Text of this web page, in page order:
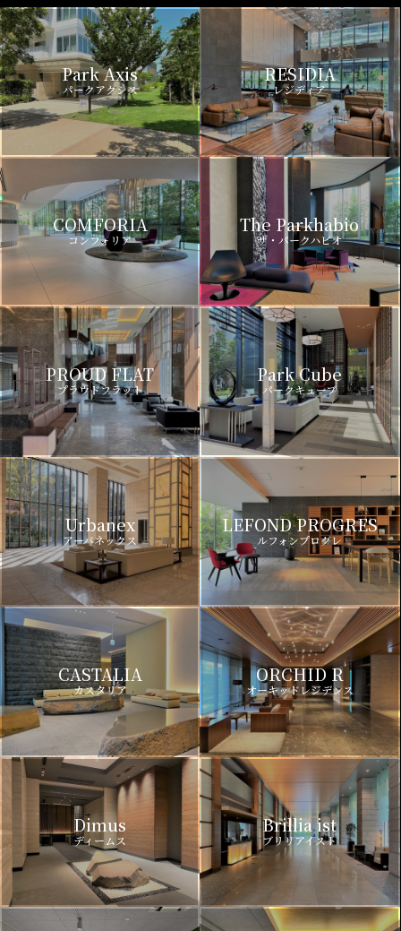
Park Axis
パークアクシス
RESIDIA
レジディア
COMFORIA
コンフォリア
The Parkhabio
ザ・パークハビオ
PROUD FLAT
プラウドフラット
Park Cube
パークキューブ
Urbanex
アーバネックス
LEFOND PROGRES
ルフォンプログレ
CASTALIA
カスタリア
ORCHID R
オーキッドレジデンス
Dimus
ディームス
Brillia ist
ブリリアイスト